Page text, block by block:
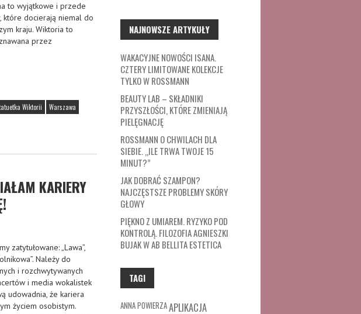
to wyjątkowe i przede
które docierają niemal do
kraju. Wiktoria to
przez
Wiktorii
Warszawa
KARIERY
zatytułowane: „Lawa”,
Należy do
i rozchwytywanych
i media wokalistek
udowadnia, że kariera
życiem osobistym.
NAJNOWSZE ARTYKUŁY
WAKACYJNE NOWOŚCI ISANA.
CZTERY LIMITOWANE KOLEKCJE
TYLKO W ROSSMANN
BEAUTY LAB – SKŁADNIKI
PRZYSZŁOŚCI, KTÓRE ZMIENIAJĄ
PIELĘGNACJĘ
ROSSMANN O CHWILACH DLA
SIEBIE. „ILE TRWA TWOJE 15
MINUT?”
JAK DOBRAĆ SZAMPON?
NAJCZĘSTSZE PROBLEMY SKÓRY
GŁOWY
PIĘKNO Z UMIAREM. RYZYKO POD
KONTROLĄ. FILOZOFIA AGNIESZKI
BUJAK W AB BELLITA ESTETICA
TAGI
ANNA POWIERZAAPLIKACJA